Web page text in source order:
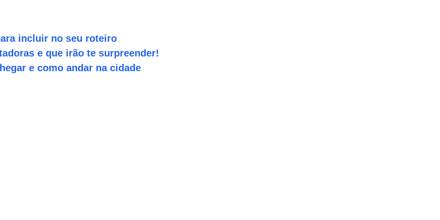
incluir no seu roteiro
e que irão te surpreender!
e como andar na cidade